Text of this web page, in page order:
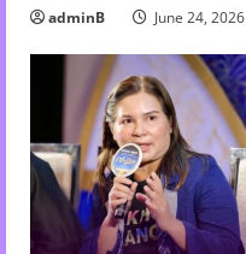
adminB June 24, 2026